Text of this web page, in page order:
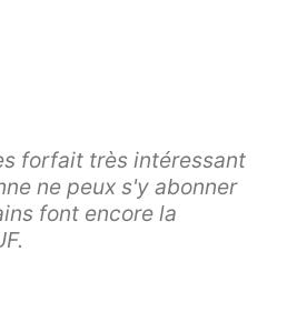
forfait très intéressant
ne peux s'y abonner
font encore la